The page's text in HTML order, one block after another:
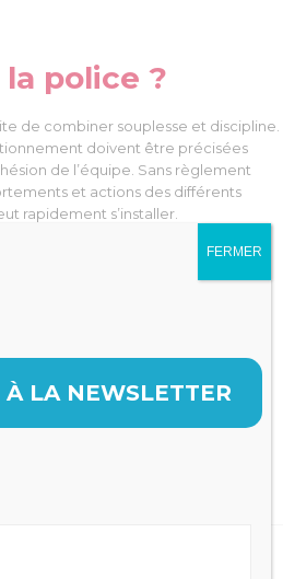
police ?
de combiner souplesse et discipline.
doivent être précisées
de l’équipe. Sans règlement
et actions des différents
rapidement s’installer.
donc se définir comme un
pratiques d’organisation
société.
du planning, suivi du personnel,
avec les banques, pilotage de
relations avec le cabinet
du réseau de
LA NEWSLETTER
FERMER